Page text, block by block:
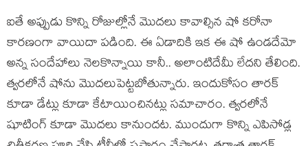
ఐతే అప్పుడు కొన్ని రోజుల్లోనే మొదలు కావాల్సిన షో కరోనా
కారణంగా వాయిదా పడింది. ఈ ఏడాదికి ఇక ఈ షో ఉండదేమో
అన్న సందేహాలు నెలకొన్నాయి కానీ.. అలాంటిదేమీ లేదని తేలింది.
త్వరలోనే షోను మొదలుపెట్టబోతున్నారు. ఇందుకోసం తారక్
కూడా డేట్లు కూడా కేటాయించినట్లు సమాచారం. త్వరలోనే
షూటింగ్ కూడా మొదలు కానుందట. ముందుగా కొన్ని ఎపిసోడ్ల